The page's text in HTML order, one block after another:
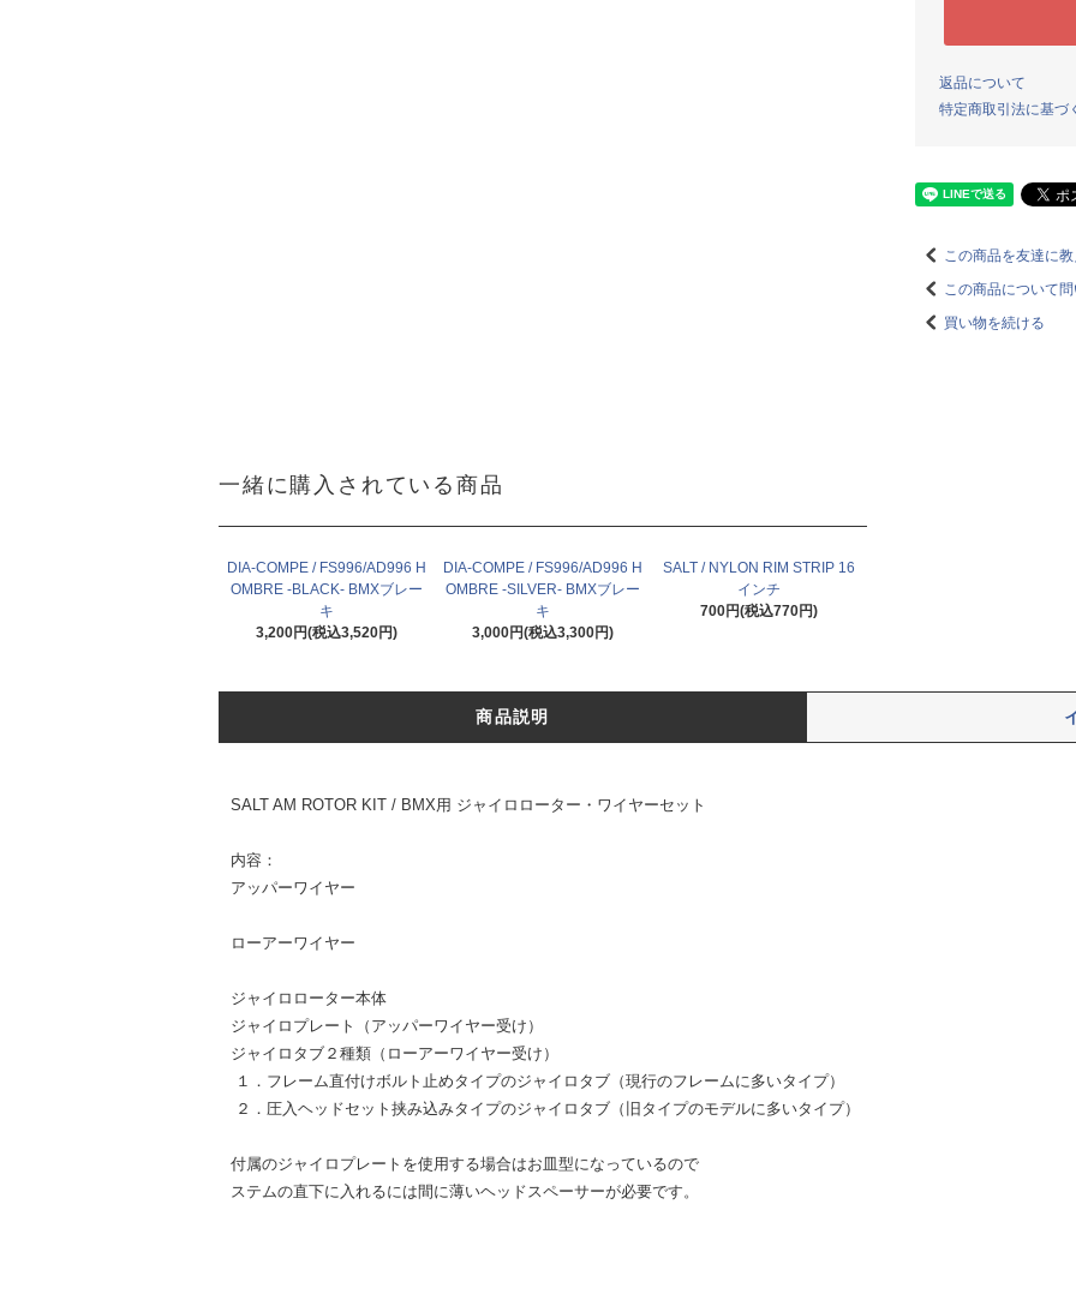
一緒に購入されている商品
DIA-COMPE / FS996/AD996 H
OMBRE -BLACK- BMXブレー
キ
3,200円(税込3,520円)
DIA-COMPE / FS996/AD996 H
OMBRE -SILVER- BMXブレー
キ
3,000円(税込3,300円)
SALT / NYLON RIM STRIP 16
インチ
700円(税込770円)
返品について
特定商取引法に基づ
この商品を友達に
この商品について
買い物を続ける
商品説明
SALT AM ROTOR KIT / BMX用 ジャイロローター・ワイヤーセット
内容：
アッパーワイヤー
ローアーワイヤー
ジャイロローター本体
ジャイロプレート（アッパーワイヤー受け）
ジャイロタブ２種類（ローアーワイヤー受け）
１．フレーム直付けボルト止めタイプのジャイロタブ（現行のフレームに多いタイプ）
２．圧入ヘッドセット挟み込みタイプのジャイロタブ（旧タイプのモデルに多いタイプ）
付属のジャイロプレートを使用する場合はお皿型になっているので
ステムの直下に入れるには間に薄いヘッドスペーサーが必要です。